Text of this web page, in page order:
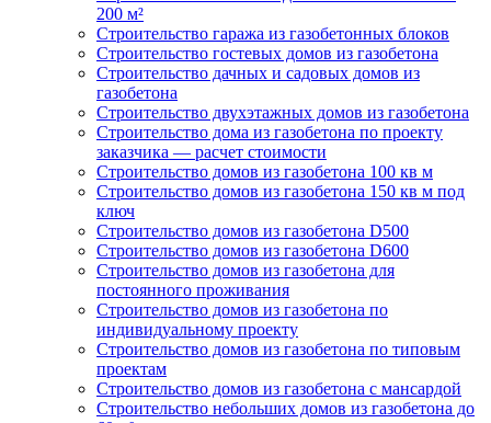
200 м²
Строительство гаража из газобетонных блоков
Строительство гостевых домов из газобетона
Строительство дачных и садовых домов из
газобетона
Строительство двухэтажных домов из газобетона
Строительство дома из газобетона по проекту
заказчика — расчет стоимости
Строительство домов из газобетона 100 кв м
Строительство домов из газобетона 150 кв м под
ключ
Строительство домов из газобетона D500
Строительство домов из газобетона D600
Строительство домов из газобетона для
постоянного проживания
Строительство домов из газобетона по
индивидуальному проекту
Строительство домов из газобетона по типовым
проектам
Строительство домов из газобетона с мансардой
Строительство небольших домов из газобетона до